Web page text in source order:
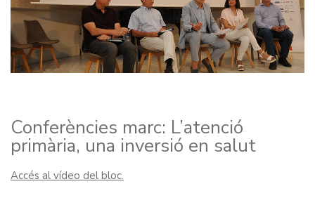
Conferències marc: L’atenció
primària, una inversió en salut
Accés al vídeo del bloc.